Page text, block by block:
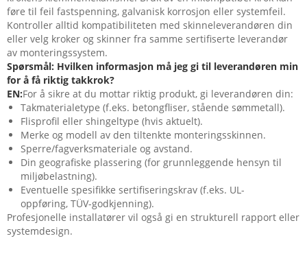
føre til feil fastspenning, galvanisk korrosjon eller systemfeil.
Kontroller alltid kompatibiliteten med skinneleverandøren din
eller velg kroker og skinner fra samme sertifiserte leverandør
av monteringssystem.
Spørsmål: Hvilken informasjon må jeg gi til leverandøren min
for å få riktig takkrok?
EN:For å sikre at du mottar riktig produkt, gi leverandøren din:
Takmaterialetype (f.eks. betongfliser, stående sømmetall).
Flisprofil eller shingeltype (hvis aktuelt).
Merke og modell av den tiltenkte monteringsskinnen.
Sperre/fagverksmateriale og avstand.
Din geografiske plassering (for grunnleggende hensyn til
miljøbelastning).
Eventuelle spesifikke sertifiseringskrav (f.eks. UL-
oppføring, TÜV-godkjenning).
Profesjonelle installatører vil også gi en strukturell rapport eller
systemdesign.